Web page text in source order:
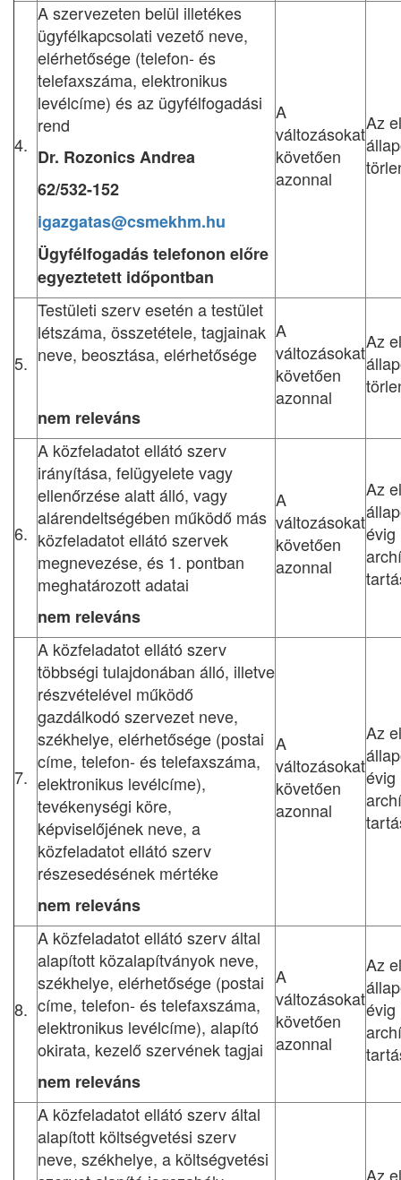
4.
A szervezeten belül illetékes
ügyfélkapcsolati vezető neve,
elérhetősége (telefon- és
telefaxszáma, elektronikus
levélcíme) és az ügyfélfogadási
rend
Dr. Rozonics Andrea
62/532-152
igazgatas@csmekhm.hu
Ügyfélfogadás telefonon előre
egyeztetett időpontban
A
változásokat
követően
azonnal
Az
5.
Testületi szerv esetén a testület
létszáma, összetétele, tagjainak
neve, beosztása, elérhetősége
nem releváns
A
változásokat
követően
azonnal
Az
6.
A közfeladatot ellátó szerv
irányítása, felügyelete vagy
ellenőrzése alatt álló, vagy
alárendeltségében működő más
közfeladatot ellátó szervek
megnevezése, és 1. pontban
meghatározott adatai
nem releváns
A
változásokat
követően
azonnal
Az
évig
7.
A közfeladatot ellátó szerv
többségi tulajdonában álló, illetve
részvételével működő
gazdálkodó szervezet neve,
székhelye, elérhetősége (postai
címe, telefon- és telefaxszáma,
elektronikus levélcíme),
tevékenységi köre,
képviselőjének neve, a
közfeladatot ellátó szerv
részesedésének mértéke
nem releváns
A
változásokat
követően
azonnal
Az
évig
8.
A közfeladatot ellátó szerv által
alapított közalapítványok neve,
székhelye, elérhetősége (postai
címe, telefon- és telefaxszáma,
elektronikus levélcíme), alapító
okirata, kezelő szervének tagjai
nem releváns
A
változásokat
követően
azonnal
Az
évig
A közfeladatot ellátó szerv által
alapított költségvetési szerv
neve, székhelye, a költségvetési
Az